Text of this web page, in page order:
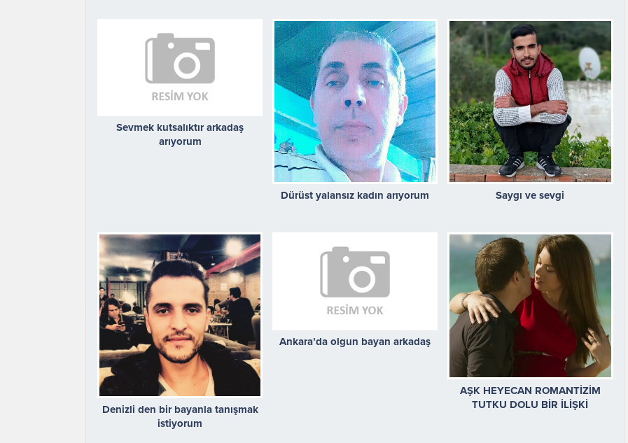
Sevmek kutsalıktır arkadaş
arıyorum
Dürüst yalansız kadın arıyorum Saygı ve sevgi
Denizli den bir bayanla tanışmak
istiyorum
Ankara’da olgun bayan arkadaş
AŞK HEYECAN ROMANTİZİM
TUTKU DOLU BİR İLİŞKİ